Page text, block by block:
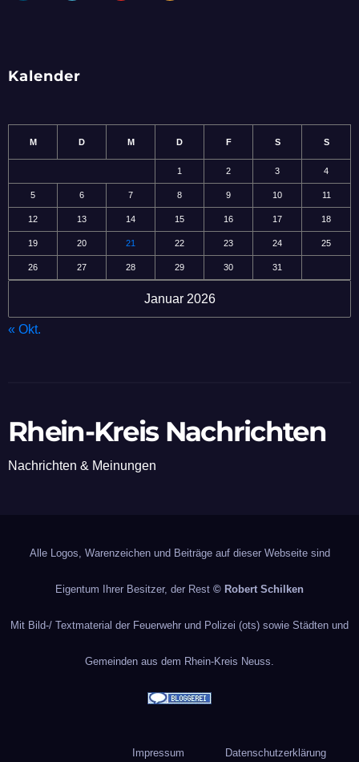
Kalender
Januar 2026
M D M D F S S
1 2 3 4
5 6 7 8 9 10 11
12 13 14 15 16 17 18
19 20 21 22 23 24 25
26 27 28 29 30 31
« Okt.
Rhein-Kreis Nachrichten
Nachrichten & Meinungen
Alle Logos, Warenzeichen und Beiträge auf dieser Webseite sind
Eigentum Ihrer Besitzer, der Rest © Robert Schilken
Mit Bild-/ Textmaterial der Feuerwehr und Polizei (ots) sowie Städten und
Gemeinden aus dem Rhein-Kreis Neuss.
Impressum Datenschutzerklärung